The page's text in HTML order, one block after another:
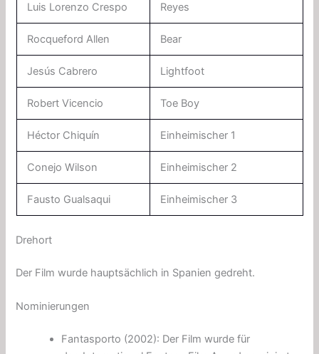
Luis Lorenzo Crespo Reyes
Rocqueford Allen Bear
Jesús Cabrero Lightfoot
Robert Vicencio Toe Boy
Héctor Chiquín Einheimischer 1
Conejo Wilson Einheimischer 2
Fausto Gualsaqui Einheimischer 3
Drehort
Der Film wurde hauptsächlich in Spanien gedreht.
Nominierungen
Fantasporto (2002): Der Film wurde für